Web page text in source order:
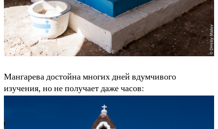
Мангарева достойна многих дней вдумчивого
изучения, но не получает даже часов: